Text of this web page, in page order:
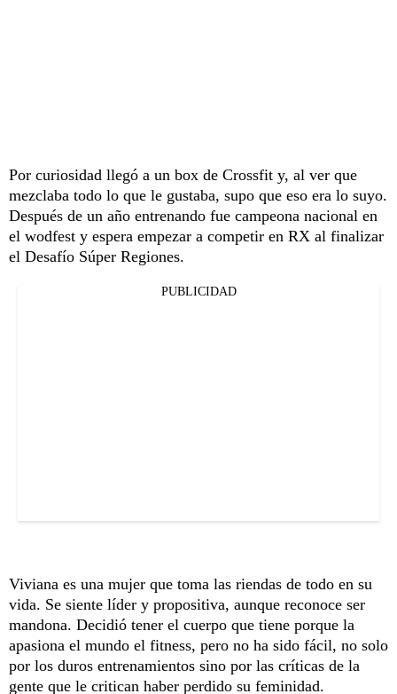
Por curiosidad llegó a un box de Crossfit y, al ver que
mezclaba todo lo que le gustaba, supo que eso era lo suyo.
Después de un año entrenando fue campeona nacional en
el wodfest y espera empezar a competir en RX al finalizar
el Desafío Súper Regiones.
PUBLICIDAD
Viviana es una mujer que toma las riendas de todo en su
vida. Se siente líder y propositiva, aunque reconoce ser
mandona. Decidió tener el cuerpo que tiene porque la
apasiona el mundo el fitness, pero no ha sido fácil, no solo
por los duros entrenamientos sino por las críticas de la
gente que le critican haber perdido su feminidad.